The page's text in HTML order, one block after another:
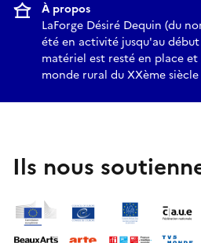
À propos
LaForge Désiré Dequin (du
été en activité jusqu'au début
matériel est resté en place
monde rural du XXème siècle
Ils nous